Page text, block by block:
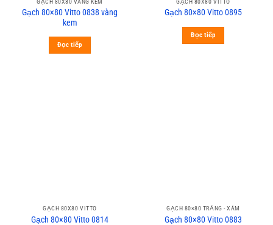
GẠCH 80X80 VÀNG KEM
Gạch 80×80 Vitto 0838 vàng
kem
Đọc tiếp
GẠCH 80X80 VITTO
Gạch 80×80 Vitto 0895
Đọc tiếp
GẠCH 80X80 VITTO
Gạch 80×80 Vitto 0814
GẠCH 80×80 TRẮNG - XÁM
Gạch 80×80 Vitto 0883